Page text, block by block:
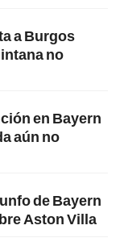
a Burgos
no
en Bayern
aún no
de Bayern
Aston Villa